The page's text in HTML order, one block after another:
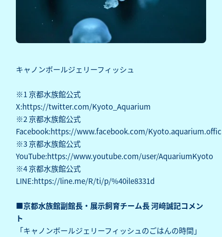
キャノンボールジェリーフィッシュ
※1 京都水族館公式
X:https://twitter.com/Kyoto_Aquarium
※2 京都水族館公式
Facebook:https://www.facebook.com/
※3 京都水族館公式
YouTube:https://www.youtube.com/user/AquariumKyoto
※4 京都水族館公式
LINE:https://line.me/R/ti/p/%40ile8331d
■京都水族館副館長・展示飼育チーム長 河﨑誠記コメン
ト
「キャノンボールジェリーフィッシュのごはんの時間」